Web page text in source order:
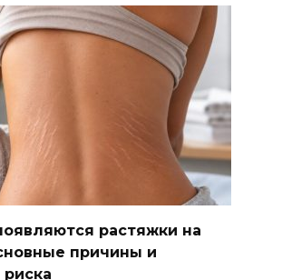
растяжки на
причины и